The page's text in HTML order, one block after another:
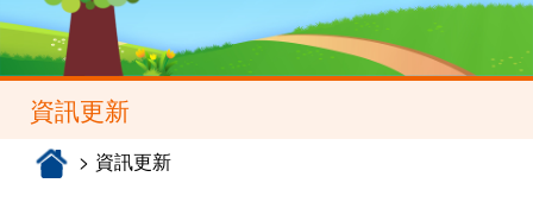
資訊更新
資訊更新